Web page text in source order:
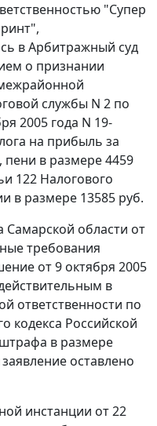
"Супер
в Арбитражный суд
о признании
службы N 2 по
2005 года N 19-
на прибыль за
пени в размере 4459
122 Налогового
в размере 13585 руб.
области от
требования
от 9 октября 2005
в
ответственности по
кодекса Российской
в размере
оставлено
инстанции от 22